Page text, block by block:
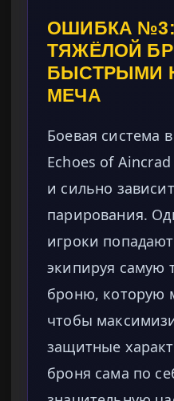
ОШИБКА
ТЯЖЁЛОЙ
БЫСТРЫМИ
МЕЧА
Боевая система
Echoes of
и сильно
парирования.
игроки
экипируя самую
броню, которую
чтобы
защитные
броня сама по